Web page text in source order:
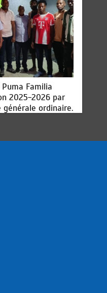
Puma Familia
2025-2026 par
ordinaire.